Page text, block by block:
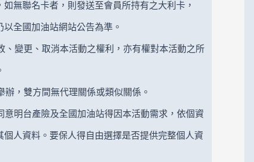
無聯名卡者，則發送至會員所持有之大利卡，
全國加油站網站公告為準。
變更、取消本活動之權利，亦有權對本活動之所
，雙方間無代理關係或類似關係。
明台產險及全國加油站得因本活動需求，依個資
人資料。要保人得自由選擇是否提供完整個人資